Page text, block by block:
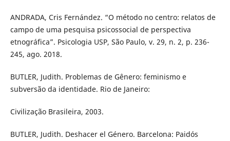
ANDRADA, Cris Fernández. “O método no centro: relatos de
campo de uma pesquisa psicossocial de perspectiva
etnográfica”. Psicologia USP, São Paulo, v. 29, n. 2, p. 236-
245, ago. 2018.
BUTLER, Judith. Problemas de Gênero: feminismo e
subversão da identidade. Rio de Janeiro:
Civilização Brasileira, 2003.
BUTLER, Judith. Deshacer el Género. Barcelona: Paidós